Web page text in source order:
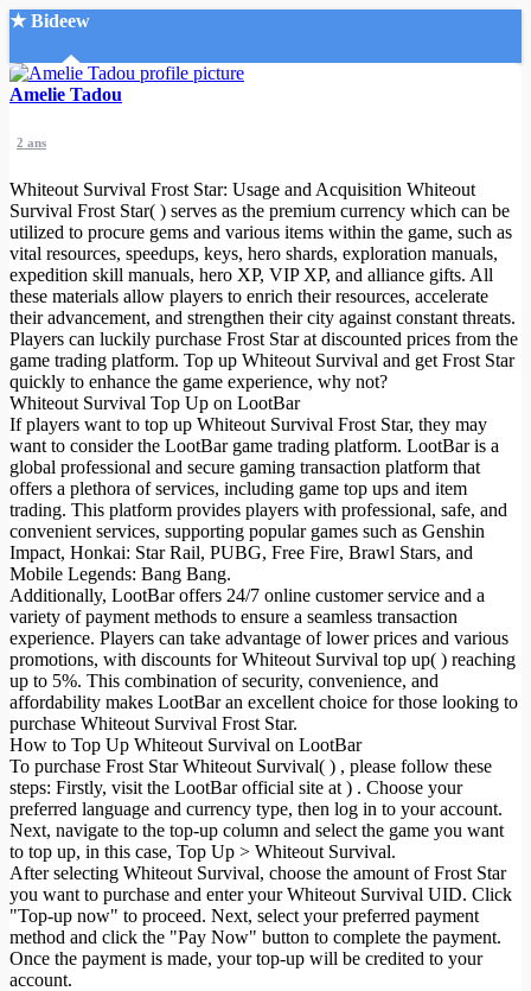
★ Bideew
Accueil
Recherche Avancée
Mon compte
Connexion
Créer un compte
Mode nuit
Amelie Tadou
2 ans
Whiteout Survival Frost Star: Usage and Acquisition Whiteout
Survival Frost Star( ) serves as the premium currency which can be
utilized to procure gems and various items within the game, such as
vital resources, speedups, keys, hero shards, exploration manuals,
expedition skill manuals, hero XP, VIP XP, and alliance gifts. All
these materials allow players to enrich their resources, accelerate
their advancement, and strengthen their city against constant threats.
Players can luckily purchase Frost Star at discounted prices from the
game trading platform. Top up Whiteout Survival and get Frost Star
quickly to enhance the game experience, why not?
Whiteout Survival Top Up on LootBar
If players want to top up Whiteout Survival Frost Star, they may
want to consider the LootBar game trading platform. LootBar is a
global professional and secure gaming transaction platform that
offers a plethora of services, including game top ups and item
trading. This platform provides players with professional, safe, and
convenient services, supporting popular games such as Genshin
Impact, Honkai: Star Rail, PUBG, Free Fire, Brawl Stars, and
Mobile Legends: Bang Bang.
Additionally, LootBar offers 24/7 online customer service and a
variety of payment methods to ensure a seamless transaction
experience. Players can take advantage of lower prices and various
promotions, with discounts for Whiteout Survival top up( ) reaching
up to 5%. This combination of security, convenience, and
affordability makes LootBar an excellent choice for those looking to
purchase Whiteout Survival Frost Star.
How to Top Up Whiteout Survival on LootBar
To purchase Frost Star Whiteout Survival( ) , please follow these
steps: Firstly, visit the LootBar official site at ) . Choose your
preferred language and currency type, then log in to your account.
Next, navigate to the top-up column and select the game you want
to top up, in this case, Top Up > Whiteout Survival.
After selecting Whiteout Survival, choose the amount of Frost Star
you want to purchase and enter your Whiteout Survival UID. Click
"Top-up now" to proceed. Next, select your preferred payment
method and click the "Pay Now" button to complete the payment.
Once the payment is made, your top-up will be credited to your
account.